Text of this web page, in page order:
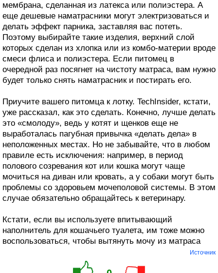
мембрана, сделанная из латекса или полиэстера. А
еще дешевые наматрасники могут электризоваться и
делать эффект парника, заставляя вас потеть.
Поэтому выбирайте такие изделия, верхний слой
которых сделан из хлопка или из комбо-материи вроде
смеси флиса и полиэстера. Если питомец в
очередной раз посягнет на чистоту матраса, вам нужно
будет только снять наматрасник и постирать его.
Приучите вашего питомца к лотку. TechInsider, кстати,
уже рассказал, как это сделать. Конечно, лучше делать
это «смолоду», ведь у котят и щенков еще не
выработалась пагубная привычка «делать дела» в
неположенных местах. Но не забывайте, что в любом
правиле есть исключения: например, в период
полового созревания кот или кошка могут чаще
мочиться на диван или кровать, а у собаки могут быть
проблемы со здоровьем мочеполовой системы. В этом
случае обязательно обращайтесь к ветеринару.
Кстати, если вы используете впитывающий
наполнитель для кошачьего туалета, им тоже можно
воспользоваться, чтобы вытянуть мочу из матраса
Источник